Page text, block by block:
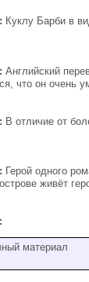
: Куклу Барби в
: Английский
что он
: В отличие от
: Герой одного
живёт
:
материал